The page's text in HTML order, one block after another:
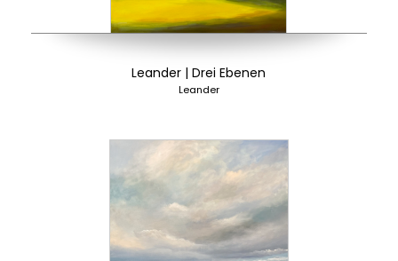
Leander | Drei Ebenen
Leander